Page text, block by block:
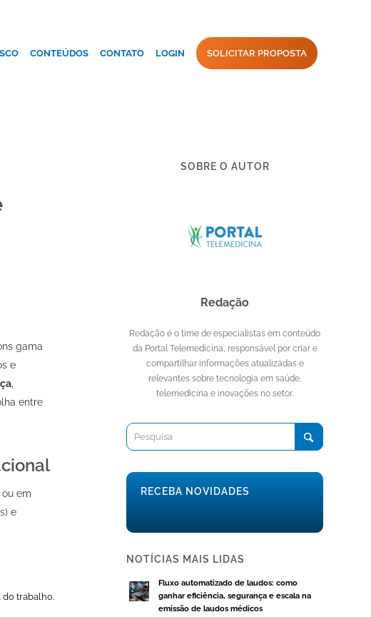
CONTEÚDOS CONTATO SOLICITAR PROPOSTA
LOGIN
gama
e
entre
em
e
do trabalho.
SOBRE O AUTOR
Redação
Redação é o time de especialistas em conteúdo
da Portal Telemedicina, responsável por criar e
compartilhar informações atualizadas e
relevantes sobre tecnologia em saúde,
telemedicina e inovações no setor.
RECEBA NOVIDADES
NOTÍCIAS MAIS LIDAS
Fluxo automatizado de laudos: como
ganhar eficiência, segurança e escala na
emissão de laudos médicos